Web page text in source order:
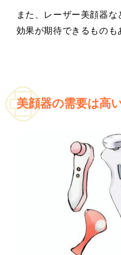
また、レーザー美顔器
効果が期待できるものも
美顔器の需要は高